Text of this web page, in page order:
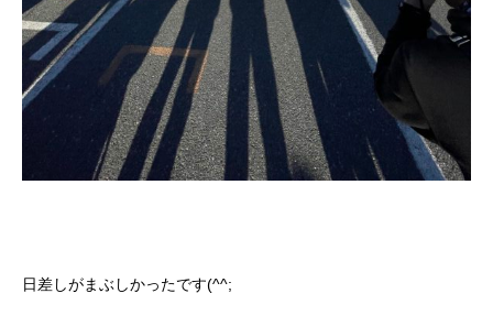
日差しがまぶしかったです(^^;